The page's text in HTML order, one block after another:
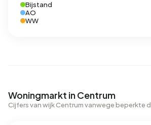
Bijstand
AO
WW
Woningmarkt in Centrum
Cijfers van wijk Centrum vanwege beperkte